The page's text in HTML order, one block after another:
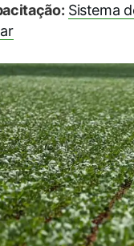
Sistema